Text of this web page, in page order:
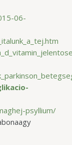
06-
psyllium/